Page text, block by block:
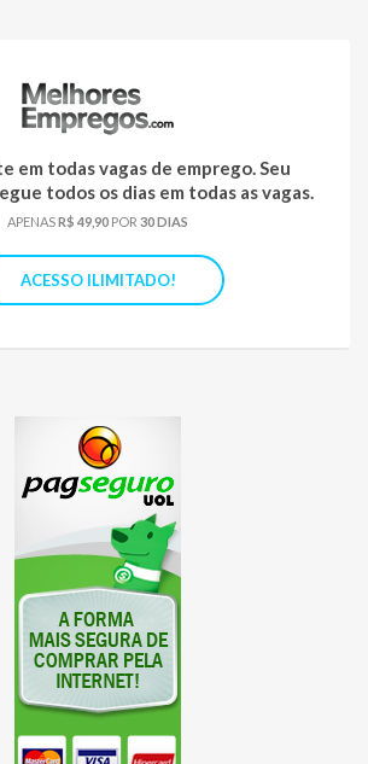
em todas vagas de emprego. Seu
todos os dias em todas as vagas.
APENASR$ 49,90 POR 30 DIAS
ACESSO ILIMITADO!